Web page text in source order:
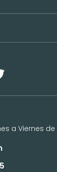
a Viernes de